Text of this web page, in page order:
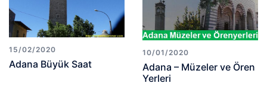
15/02/2020
Adana Büyük Saat
10/01/2020
Adana – Müzeler ve Ören
Yerleri